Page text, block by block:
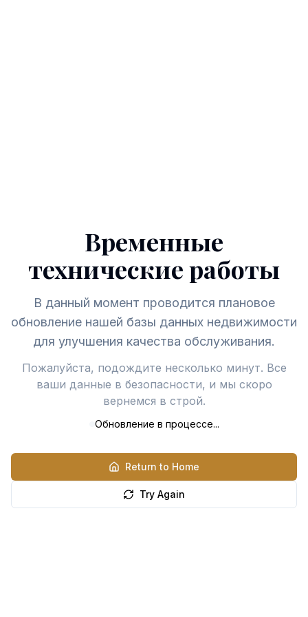
Временные
технические работы
В данный момент проводится плановое
обновление нашей базы данных недвижимости
для улучшения качества обслуживания.
Пожалуйста, подождите несколько минут. Все
ваши данные в безопасности, и мы скоро
вернемся в строй.
Обновление в процессе...
Return to Home
Try Again